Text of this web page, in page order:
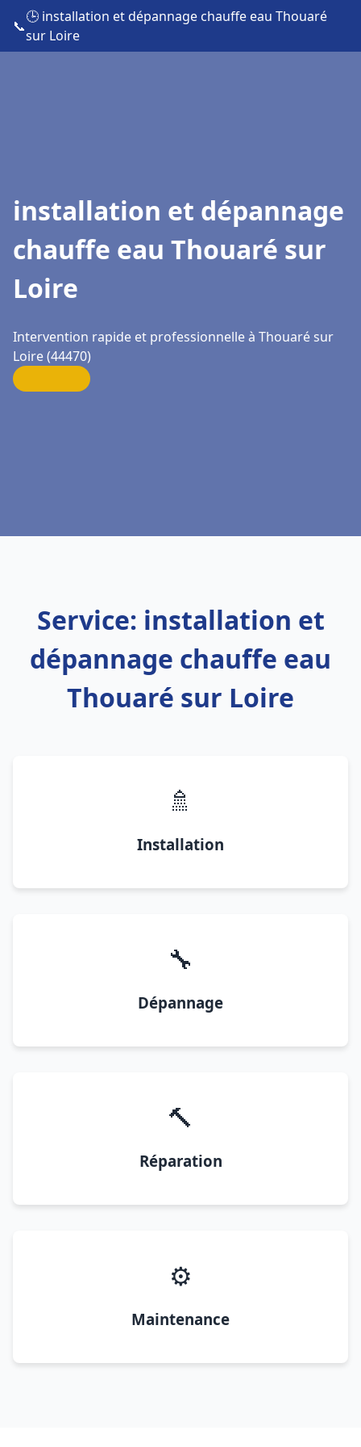
📞
🕒 installation et dépannage chauffe eau Thouaré
sur Loire
installation et dépannage
chauffe eau Thouaré sur
Loire
Intervention rapide et professionnelle à Thouaré sur
Loire (44470)
Service: installation et
dépannage chauffe eau
Thouaré sur Loire
🚿
Installation
🔧
Dépannage
🔨
Réparation
⚙️
Maintenance